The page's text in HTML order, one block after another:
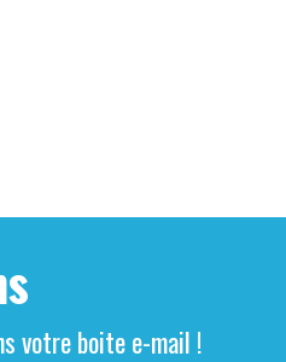
votre boite e-mail !